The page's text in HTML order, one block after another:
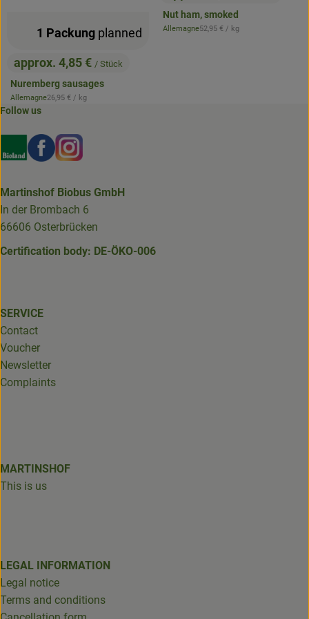
, Price:
approx. 4,85 € / Stück
Nuremberg sausages
, origin:
Allemagne, Reference price:
26,95 € / kg
1 Packung planned
Nut ham, smoked
, origin:
Allemagne, Reference price:
52,95 € / kg
Follow us
Externer Link zu https://www.bioland.de/verbraucher
Externer Link zu https://www.facebook.com/
Externer Link zu https://www.instagram.com/
Martinshof Biobus GmbH
In der Brombach 6
66606 Osterbrücken
Certification body: DE-ÖKO-006
SERVICE
Contact
Voucher
Newsletter
Complaints
MARTINSHOF
This is us
LEGAL INFORMATION
Legal notice
Terms and conditions